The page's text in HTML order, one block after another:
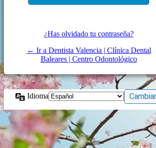
¿Has olvidado tu contraseña?
← Ir a Dentista Valencia | Clínica Dental
Baleares | Centro Odontológico
Idioma